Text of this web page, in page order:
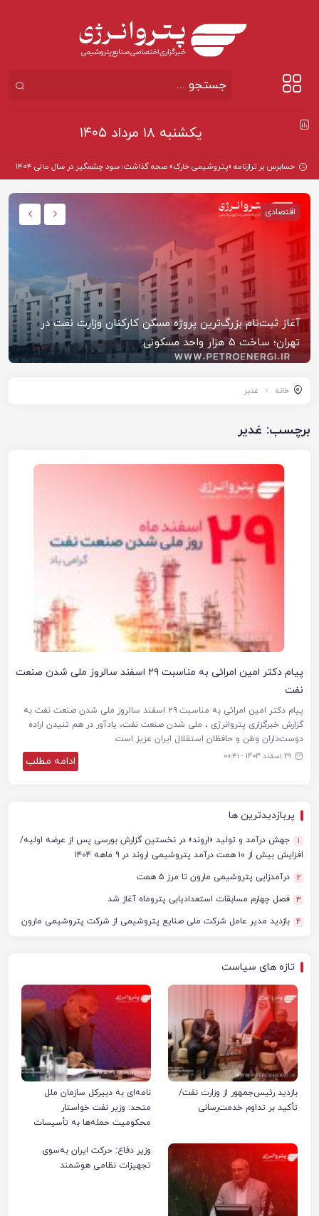
یکشنبه ۱۸ مرداد ۱۴۰۵
حسابرس بر ترازنامه «پتروشیمی خارک» صحه گذاشت؛ سود چشمگیر در سال مالی ۱۴۰۴
اقتصادی
آغاز ثبت‌نام بزرگ‌ترین پروژه مسکن کارکنان وزارت نفت در
تهران؛ ساخت ۵ هزار واحد مسکونی
خانه غدیر
برچسب: غدیر
پیام دکتر امین امرائی به مناسبت ۲۹ اسفند سالروز ملی شدن صنعت
نفت
پیام دکتر امین امرائی به مناسبت ۲۹ اسفند سالروز ملی شدن صنعت نفت به
گزارش خبرگزاری پتروانرژی ، ملی شدن صنعت نفت، یادآور در هم تنیدن‌ اراده‌
دوست‌داران وطن و حافظان استقلال ایران عزیز است.
29 اسفند 1403 - ۰۰:۴۱ ادامه مطلب
پربازدیدترین ها
1
جهش درآمد و تولید «اروند» در نخستین گزارش بورسی پس از عرضه اولیه/
افزایش بیش از ۱۰ همت درآمد پتروشیمی اروند در ۹ ماهه ۱۴۰۴
2 درآمدزایی پتروشیمی مارون تا مرز ۵ همت
3 فصل چهارم مسابقات استعدادیابی پتروماه آغاز شد
4 بازدید مدیر عامل شرکت ملی صنایع پتروشیمی از شرکت پتروشیمی مارون
تازه های سیاست
بازدید رئیس‌جمهور از وزارت نفت/
تأکید بر تداوم خدمت‌رسانی
نامه‌ای به دبیرکل سازمان ملل
متحد: وزیر نفت خواستار
محکومیت حمله‌ها به تأسیسات
وزیر دفاع: حرکت ایران به‌سوی
تجهیزات نظامی هوشمند